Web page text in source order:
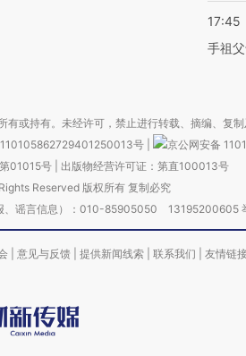
17:45
手祖
或持有。未经许可，禁止进行转载、摘编、复制
号
京公网安备
01015号| 出版物经营许可证：第直100013号
Reserved 版权所有 复制必究
、谣言信息）：010-85905050 13195200605
意见与反馈 提供新闻线索 联系我们 友情链